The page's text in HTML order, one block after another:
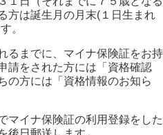
方は誕生月の月末(１日生まれ
。
るまでに、マイナ保険証をお持
請をされた方には「資格確認
の方には「資格情報のお知ら
マイナ保険証の利用登録をした